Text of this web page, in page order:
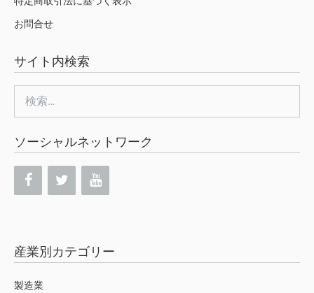
お問合せ
サイト内検索
ソーシャルネットワーク
産業別カテゴリー
製造業